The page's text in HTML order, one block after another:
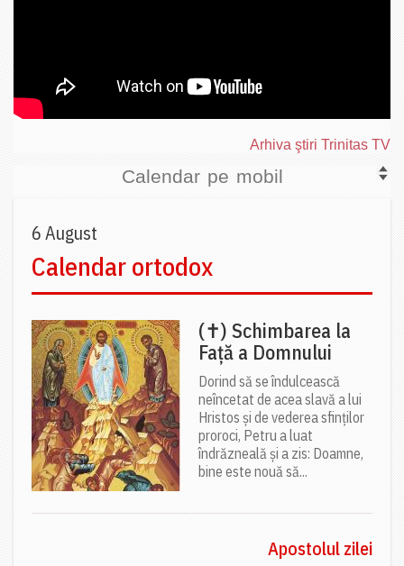
Arhiva ştiri Trinitas TV
Calendar pe mobil
6 August
Calendar ortodox
(✝) Schimbarea la
Față a Domnului
Dorind să se îndulcească
neîncetat de acea slavă a lui
Hristos și de vederea sfinților
proroci, Petru a luat
îndrăzneală și a zis: Doamne,
bine este nouă să...
Apostolul zilei